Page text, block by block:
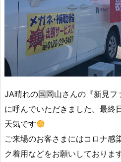
JA晴れの国岡山さんの『新見フ
に呼んでいただきました。最終
天気です
ご来場のお客さまにはコロナ感
ク着用などをお願いしておりま